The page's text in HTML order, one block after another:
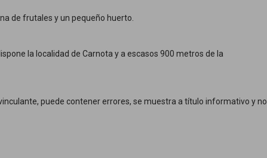
de frutales y un pequeño huerto.
la localidad de Carnota y a escasos 900 metros de la
puede contener errores, se muestra a título informativo y no